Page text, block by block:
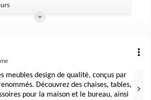
meubles design de qualité, conçus par
Découvrez des chaises, tables,
pour la maison et le bureau, ainsi